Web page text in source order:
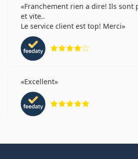
Franchement rien a dire! Ils sont
et vite..
Le service client est top! Merci
Excellent